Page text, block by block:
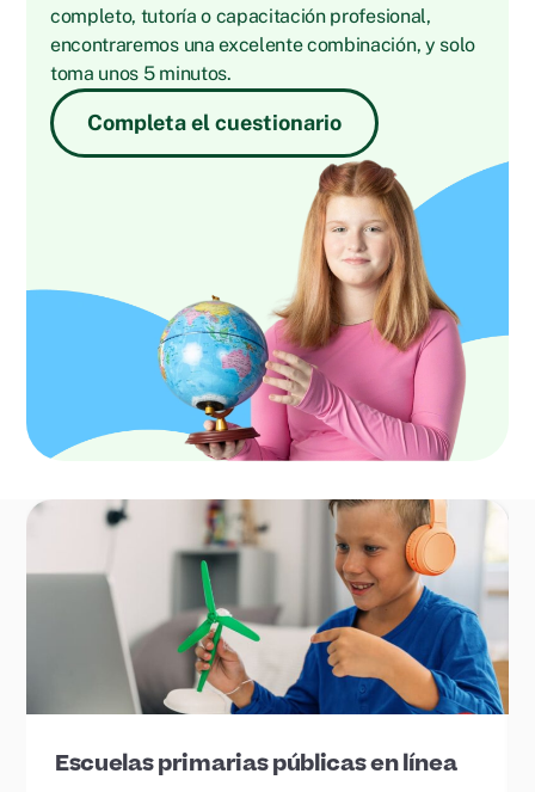
completo, tutoría o capacitación profesional,
encontraremos una excelente combinación, y solo
toma unos 5 minutos.
Completa el cuestionario
Escuelas primarias públicas en línea